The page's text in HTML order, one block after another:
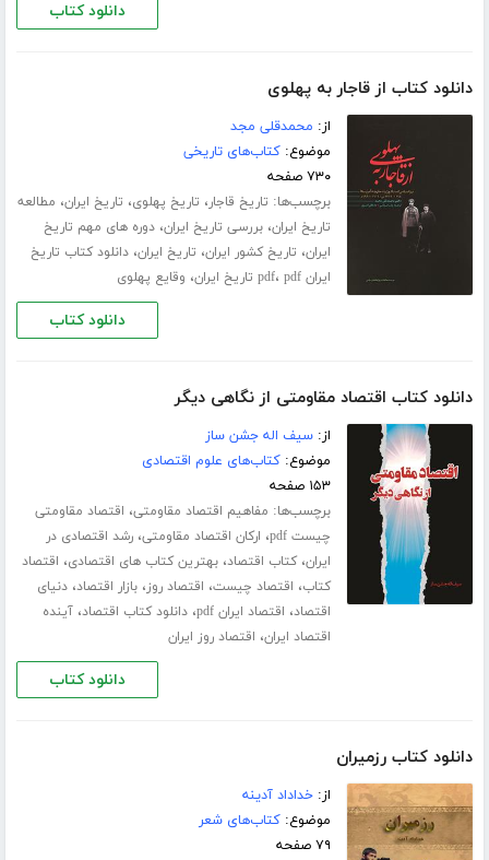
دانلود کتاب
دانلود کتاب از قاجار به پهلوی
از: محمدقلی مجد
موضوع:کتاب‌های تاریخی
۷۳۰ صفحه
برچسب‌ها: تاریخ قاجار، تاریخ پهلوی، تاریخ ایران، مطالعه
تاریخ ایران،بررسی تاریخ ایران،دوره های مهم تاریخ
ایران، تاریخ کشور ایران، تاریخ ایران،دانلود کتاب تاریخ
ایران pdf
، pdf تاریخ ایران ، وقایع پهلوی
دانلود کتاب
دانلود کتاب اقتصاد مقاومتی از نگاهی دیگر
از:سیف اله جشن ساز
موضوع:کتاب‌های علوم اقتصادی
۱۵۳ صفحه
برچسب‌ها: مفاهیم اقتصاد مقاومتی، اقتصاد مقاومتی
چیست pdf
، ارکان اقتصاد مقاومتی،رشد اقتصادی در
ایران،کتاب اقتصاد،بهترین کتاب های اقتصادی، اقتصاد
کتاب، اقتصاد چیست، اقتصاد روز،بازار اقتصاد،دنیای
اقتصاد، اقتصاد ایران pdf ،دانلود کتاب اقتصاد،آینده
اقتصاد ایران، اقتصاد روز ایران
دانلود کتاب
دانلود کتاب رزمیران
از:خداداد آدینه
موضوع:کتاب‌های شعر
۷۹ صفحه